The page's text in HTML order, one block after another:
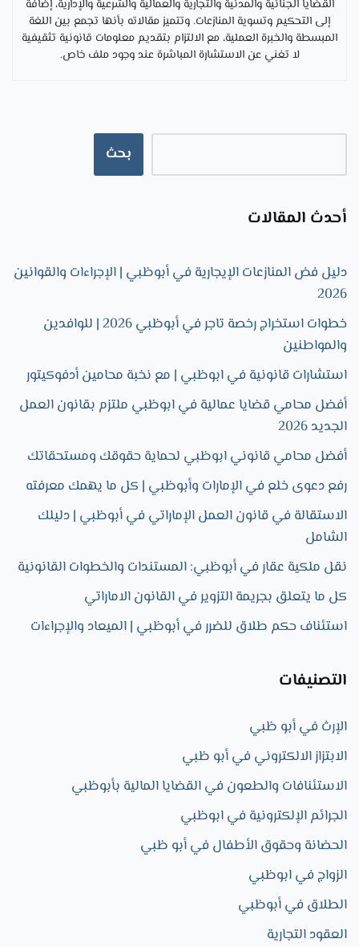
القضايا الجنائية والمدنية والتجارية والعمالية والشرعية والإدارية، إضافة
إلى التحكيم وتسوية المنازعات. وتتميز مقالاته بأنها تجمع بين اللغة
المبسطة والخبرة العملية، مع الالتزام بتقديم معلومات قانونية تثقيفية
لا تغني عن الاستشارة المباشرة عند وجود ملف خاص.
بحث
أحدث المقالات
دليل فض المنازعات الإيجارية في أبوظبي | الإجراءات والقوانين
2026
خطوات استخراج رخصة تاجر في أبوظبي 2026 | للوافدين
والمواطنين
استشارات قانونية في ابوظبي | مع نخبة محامين أدفوكيتور
أفضل محامي قضايا عمالية في ابوظبي ملتزم بقانون العمل
الجديد 2026
أفضل محامي قانوني ابوظبي لحماية حقوقك ومستحقاتك
رفع دعوى خلع في الإمارات وأبوظبي | كل ما يهمك معرفته
الاستقالة في قانون العمل الإماراتي في أبوظبي | دليلك
الشامل
نقل ملكية عقار في أبوظبي: المستندات والخطوات القانونية
كل ما يتعلق بجريمة التزوير في القانون الاماراتي
استئناف حكم طلاق للضرر في أبوظبي | الميعاد والإجراءات
التصنيفات
الإرث في أبو ظبي
الابتزاز الالكتروني في أبو ظبي
الاستئنافات والطعون في القضايا المالية بأبوظبي
الجرائم الإلكترونية في ابوظبي
الحضانة وحقوق الأطفال في أبو ظبي
الزواج في ابوظبي​
الطلاق في أبوظبي
العقود التجارية​